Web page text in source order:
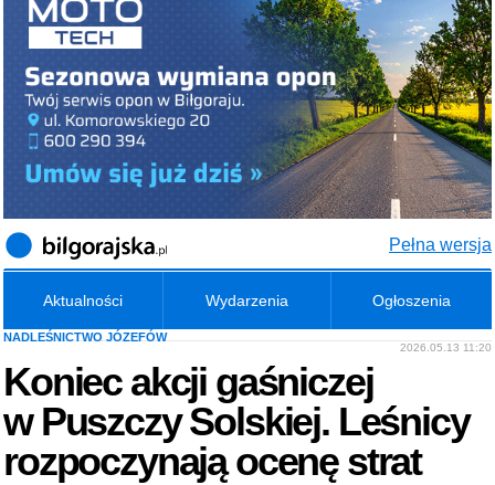
Pełna wersja
Aktualności Wydarzenia Ogłoszenia
NADLEŚNICTWO JÓZEFÓW
2026.05.13 11:20
Koniec akcji gaśniczej
w Puszczy Solskiej. Leśnicy
rozpoczynają ocenę strat